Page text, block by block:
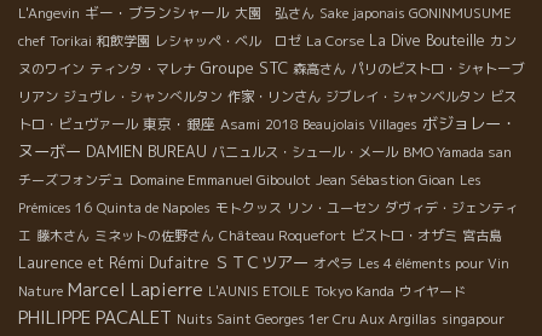
L'Angevin ギー・ブランシャール 大園 弘さん Sake japonais GONINMUSUME
chef Torikai 和飲学園 レシャッペ・ベル ロゼ La Corse La Dive Bouteille カン
ヌのワイン ティンタ・マレナ Groupe STC 森高さん パリのビストロ・シャトーブ
リアン ジュヴレ・シャンべルタン 作家・リンさん ジブレイ・シャンベルタン ビス
トロ・ビュヴァール 東京・銀座 Asami 2018 Beaujolais Villages ボジョレー・
ヌーボー DAMIEN BUREAU バニュルス・シュール・メール BMO Yamada san
チーズフォンデュ Domaine Emmanuel Giboulot Jean Sébastion Gioan Les
Prémices 16 Quinta de Napoles モトクッス リン・ユーセン ダヴィデ・ジェンティ
エ 藤木さん ミネットの佐野さん Château Roquefort ビストロ・オザミ 宮古島
Laurence et Rémi Dufaitre ＳＴＣツアー オペラ Les 4 éléments pour Vin
Nature Marcel Lapierre L'AUNIS ETOILE Tokyo Kanda ウイヤード
PHILIPPE PACALET Nuits Saint Georges 1er Cru Aux Argillas singapour